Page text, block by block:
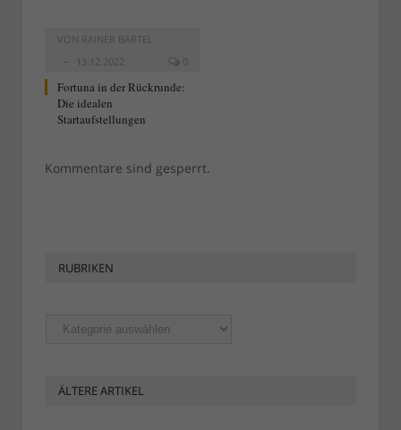
VON RAINER BARTEL
13.12.2022
0
Fortuna in der Rückrunde:
Die idealen
Startaufstellungen
Kommentare sind gesperrt.
RUBRIKEN
Rubriken
ÄLTERE ARTIKEL